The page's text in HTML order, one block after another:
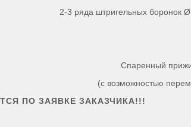
2-3 ряда штригельных боронок
Спаренный
(с возможностью
ПО ЗАЯВКЕ ЗАКАЗЧИКА!!!